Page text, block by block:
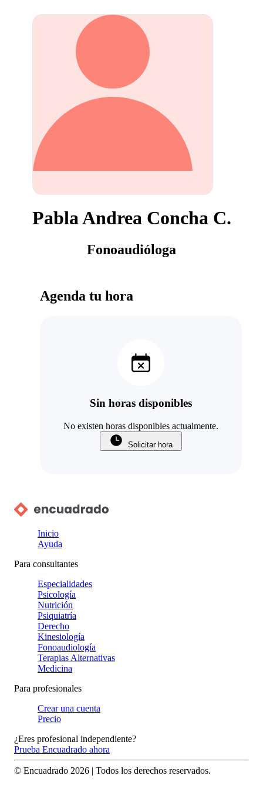
Pabla Andrea Concha C.
Fonoaudióloga
Agenda tu hora
Sin horas disponibles
No existen horas disponibles actualmente.
Solicitar hora
Inicio
Ayuda
Para consultantes
Especialidades
Psicología
Nutrición
Psiquiatría
Derecho
Kinesiología
Fonoaudiología
Terapias Alternativas
Medicina
Para profesionales
Crear una cuenta
Precio
¿Eres profesional independiente?
Prueba Encuadrado ahora
© Encuadrado 2026 | Todos los derechos reservados.